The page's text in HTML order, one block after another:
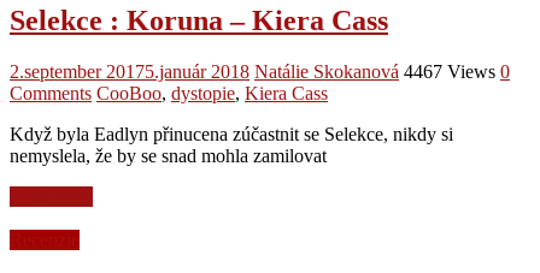
Selekce : Koruna – Kiera Cass
2.september 20175.január 2018 Natálie Skokanová 4467 Views 0
Comments CooBoo, dystopie, Kiera Cass
Když byla Eadlyn přinucena zúčastnit se Selekce, nikdy si
nemyslela, že by se snad mohla zamilovat